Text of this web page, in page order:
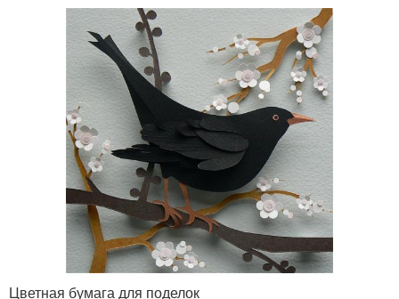
Цветная бумага для поделок